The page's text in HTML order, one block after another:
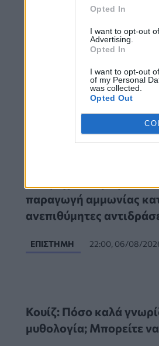
Opted In
I want to opt-out
Advertising.
Opted In
I want to opt-out
of my Personal
was collected.
Opted Out
Νέος σχεδιασμός
παραγωγή αμμωνίας
ανεπιθύμητες
ΕΠΙΣΤΉΜΗ 22:00, 06/08/
Κουίζ: Πόσο καλά
μυθολογία; Μπορείτε